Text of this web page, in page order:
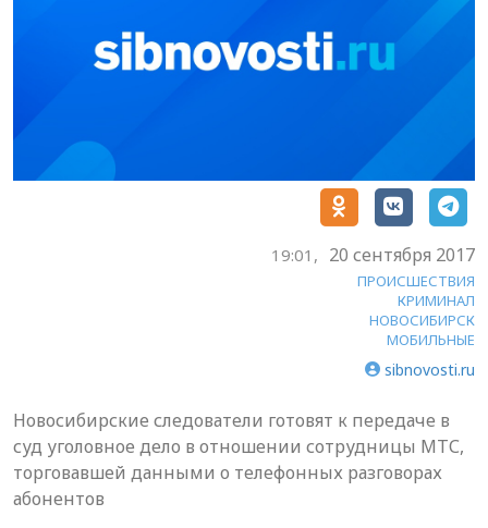
19:01, 20 сентября 2017
ПРОИСШЕСТВИЯ
КРИМИНАЛ
НОВОСИБИРСК
МОБИЛЬНЫЕ
sibnovosti.ru
Новосибирские следователи готовят к передаче в
суд уголовное дело в отношении сотрудницы МТС,
торговавшей данными о телефонных разговорах
абонентов